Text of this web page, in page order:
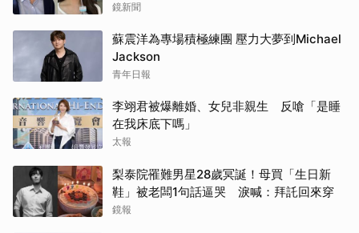
鏡新聞
蘇震洋為專場積極練團 壓力大夢到Michael
Jackson
青年日報
李翊君被爆離婚、女兒非親生 反嗆「是睡
在我床底下嗎」
太報
梨泰院罹難男星28歲冥誕！母買「生日新
鞋」被老闆1句話逼哭 淚喊：拜託回來穿
鏡報